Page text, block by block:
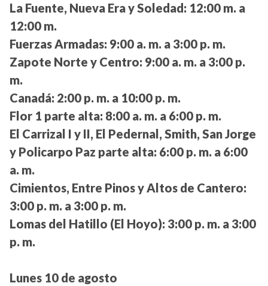
La Fuente, Nueva Era y Soledad: 12:00 m. a
12:00 m.
Fuerzas Armadas: 9:00 a. m. a 3:00 p. m.
Zapote Norte y Centro: 9:00 a. m. a 3:00 p.
m.
Canadá: 2:00 p. m. a 10:00 p. m.
Flor 1 parte alta: 8:00 a. m. a 6:00 p. m.
El Carrizal I y II, El Pedernal, Smith, San Jorge
y Policarpo Paz parte alta: 6:00 p. m. a 6:00
a. m.
Cimientos, Entre Pinos y Altos de Cantero:
3:00 p. m. a 3:00 p. m.
Lomas del Hatillo (El Hoyo): 3:00 p. m. a 3:00
p. m.
Lunes 10 de agosto